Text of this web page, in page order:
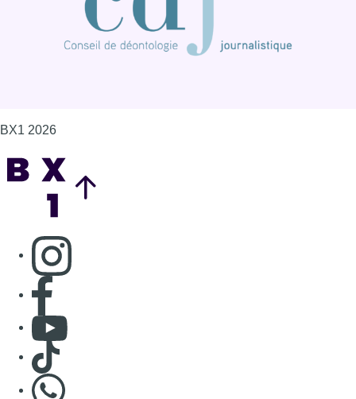
BX1 2026
Consulter page Instagram
Consulter page Facebook
Consulter Youtube
Consulter TikTok